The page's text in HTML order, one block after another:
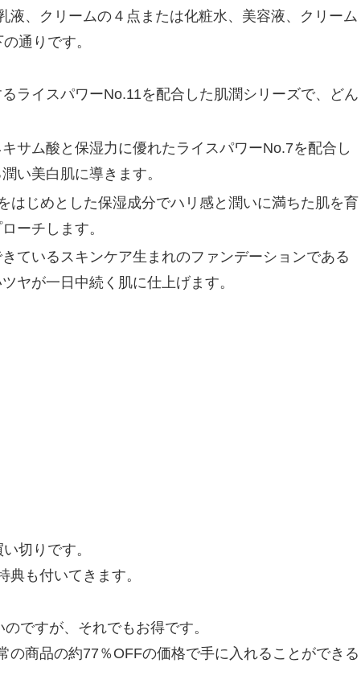
液、クリームの４点または化粧水、美容液、クリーム
通りです。
ライスパワーNo.11を配合した肌潤シリーズで、どん
サム酸と保湿力に優れたライスパワーNo.7を配合し
い美白肌に導きます。
はじめとした保湿成分でハリ感と潤いに満ちた肌を育
ーチします。
ているスキンケア生まれのファンデーションである
ヤが一日中続く肌に仕上げます。
切りです。
も付いてきます。
ですが、それでもお得です。
の商品の約77％OFFの価格で手に入れることができる